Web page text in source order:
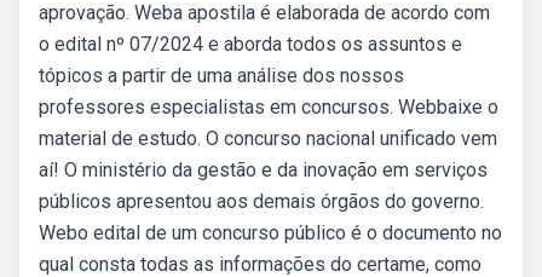
aprovação. Weba apostila é elaborada de acordo com
o edital nº 07/2024 e aborda todos os assuntos e
tópicos a partir de uma análise dos nossos
professores especialistas em concursos. Webbaixe o
material de estudo. O concurso nacional unificado vem
aí! O ministério da gestão e da inovação em serviços
públicos apresentou aos demais órgãos do governo.
Webo edital de um concurso público é o documento no
qual consta todas as informações do certame, como